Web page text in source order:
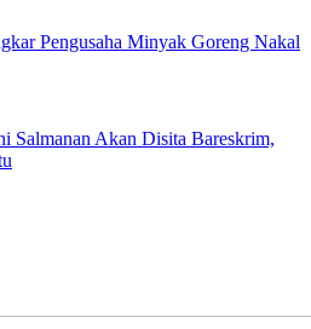
Pengusaha Minyak Goreng Nakal
Salmanan Akan Disita Bareskrim,